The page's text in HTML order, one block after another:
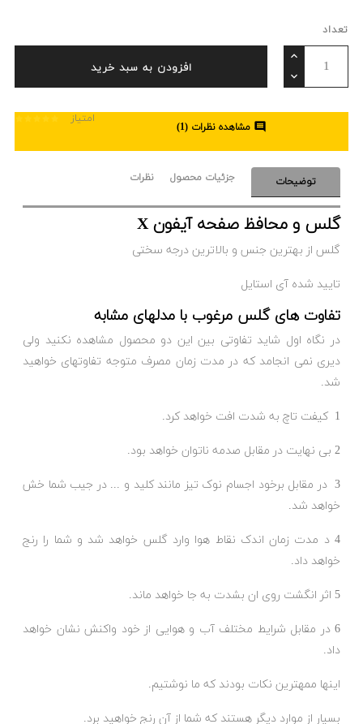
تعداد
افزودن به سبد خرید
امتیاز
 مشاهده نظرات (1
)
توضیحات جزئیات محصول نظرات
گلس و محافظ صفحه آیفون X
گلس از بهترین جنس و بالاترین درجه سختی
تایید شده آی استایل
تفاوت های گلس مرغوب با مدلهای مشابه
در نگاه اول شاید تفاوتی بین این دو محصول مشاهده نکنید ولی
دیری نمی انجامد که در مدت زمان مصرف متوجه تفاوتهای خواهید
شد.
1 کیفت تاچ به شدت افت خواهد کرد.
2 بی نهایت در مقابل صدمه ناتوان خواهد بود.
3 در مقابل برخود اجسام نوک تیز مانند کلید و ... در جیب شما خش
خواهد شد.
4 د مدت زمان اندک نقاط هوا وارد گلس خواهد شد و شما را رنج
خواهد داد.
5 اثر انگشت روی ان بشدت به جا خواهد ماند.
6 در مقابل شرایط مختلف آب و هوایی از خود واکنش نشان خواهد
داد.
اینها ممهترین نکات بودند که ما نوشتیم.
بسیار از موارد دیگر هستند که شما از آن رنج خواهید برد.